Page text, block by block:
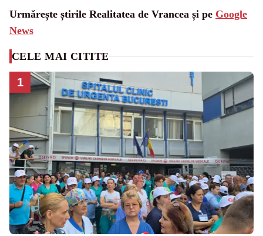
Urmărește știrile Realitatea de Vrancea și pe Google
News
CELE MAI CITITE
1